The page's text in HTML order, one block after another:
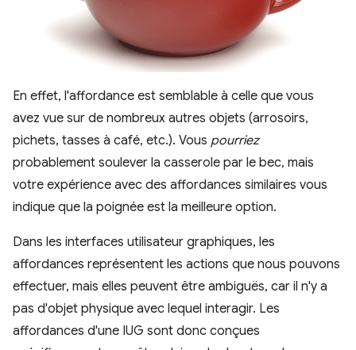
En effet, l'affordance est semblable à celle que vous
avez vue sur de nombreux autres objets (arrosoirs,
pichets, tasses à café, etc.). Vous pourriez
probablement soulever la casserole par le bec, mais
votre expérience avec des affordances similaires vous
indique que la poignée est la meilleure option.
Dans les interfaces utilisateur graphiques, les
affordances représentent les actions que nous pouvons
effectuer, mais elles peuvent être ambiguës, car il n'y a
pas d'objet physique avec lequel interagir. Les
affordances d'une IUG sont donc conçues